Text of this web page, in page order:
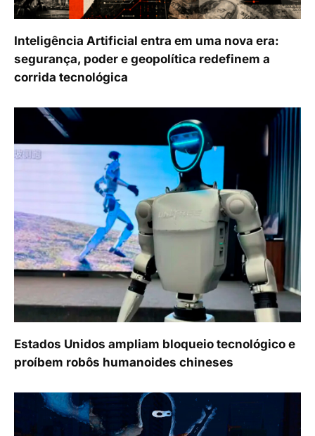
Inteligência Artificial entra em uma nova era:
segurança, poder e geopolítica redefinem a
corrida tecnológica
Estados Unidos ampliam bloqueio tecnológico e
proíbem robôs humanoides chineses